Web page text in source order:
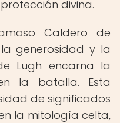
divina.
Caldero de
generosidad y la
Lugh encarna la
la batalla. Esta
de significados
la mitología celta,